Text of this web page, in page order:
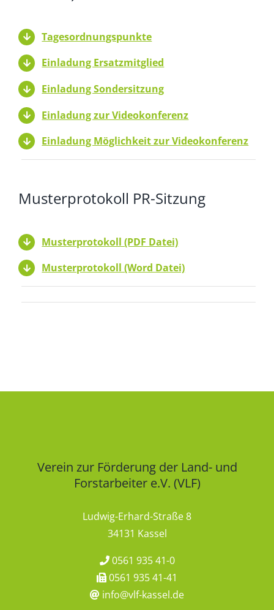
Tagesordnungspunkte
Einladung Ersatzmitglied
Einladung Sondersitzung
Einladung zur Videokonferenz
Einladung Möglichkeit zur Videokonferenz
Musterprotokoll PR-Sitzung
Musterprotokoll (PDF Datei)
Musterprotokoll (Word Datei)
Verein zur Förderung der Land- und
Forstarbeiter e.V. (VLF)
Ludwig-Erhard-Straße 8
34131 Kassel
0561 935 41-0
0561 935 41-41
info@vlf-kassel.de